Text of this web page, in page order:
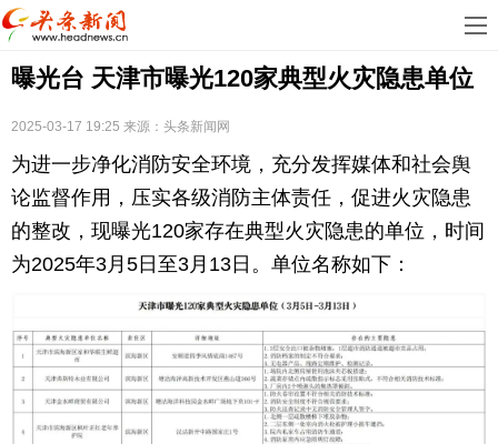
首
页
娱
乐
科
技
房
地
产
汽
车
育
健
曝光台 天津市曝光120家典型火灾隐患单位
2025-03-17 19:25 来源： 头条新闻网
为进一步净化消防安全环境，充分发挥媒体和社会舆
论监督作用，压实各级消防主体责任，促进火灾隐患
的整改，现曝光120家存在典型火灾隐患的单位，时间
为2025年3月5日至3月13日。单位名称如下：